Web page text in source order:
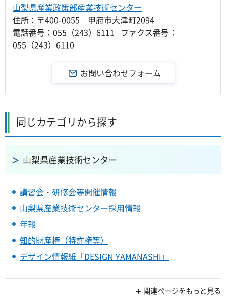
山梨県産業政策部産業技術センター
住所：〒400-0055 甲府市大津町2094
電話番号：055（243）6111 ファクス番号：
055（243）6110
同じカテゴリから探す
山梨県産業技術センター
講習会・研修会等開催情報
山梨県産業技術センター採用情報
年報
知的財産権（特許権等）
デザイン情報紙「DESIGN YAMANASHI」
関連ページをもっと見る